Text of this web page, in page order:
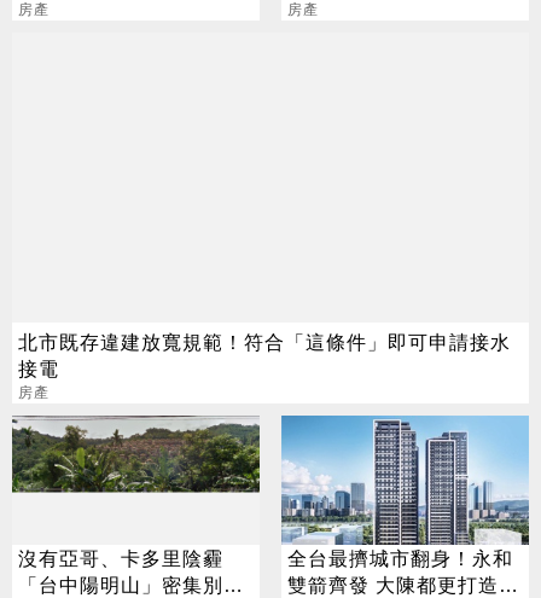
房產
打賞給直播主
房產
北市既存違建放寬規範！符合「這條件」即可申請接水
接電
房產
沒有亞哥、卡多里陰霾
「台中陽明山」密集別墅
全台最擠城市翻身！永和
雙箭齊發 大陳都更打造水